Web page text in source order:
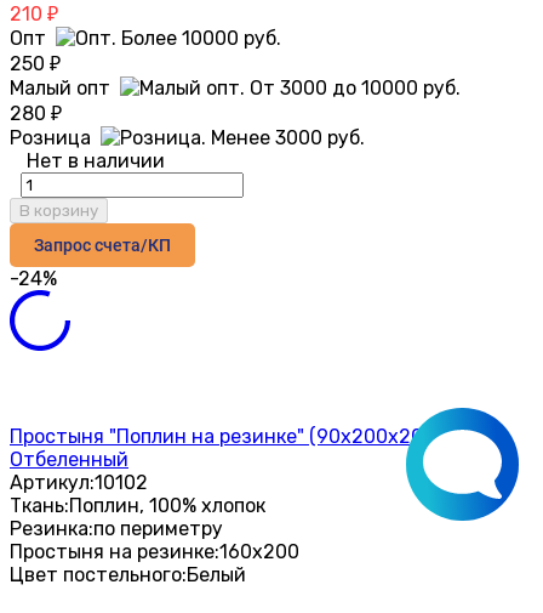
210 ₽
Опт
250 ₽
Малый опт
280 ₽
Розница
Нет в наличии
В корзину
Запрос счета/КП
-24%
Простыня "Поплин на резинке" (90х200х20),
Отбеленный
Артикул:10102
Ткань:Поплин, 100% хлопок
Резинка:по периметру
Простыня на резинке:160х200
Цвет постельного:Белый